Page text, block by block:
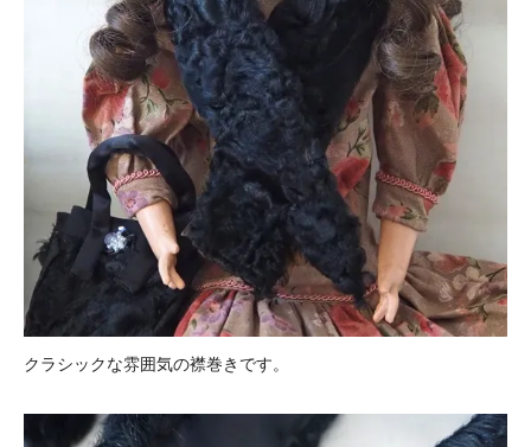
クラシックな雰囲気の襟巻きです。